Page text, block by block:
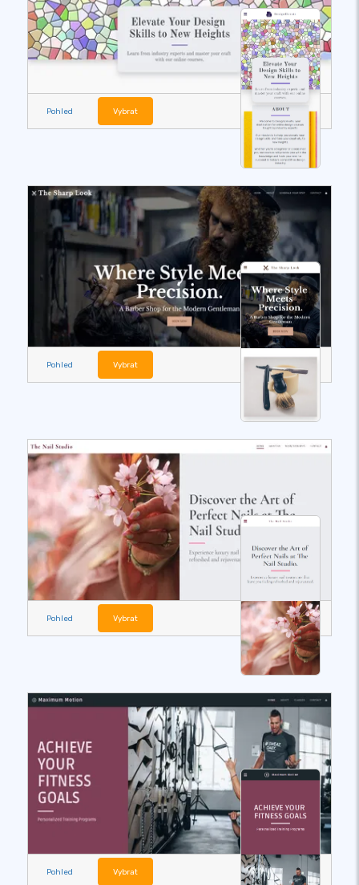
Pohled Vybrat
Pohled Vybrat
Pohled Vybrat
Pohled Vybrat